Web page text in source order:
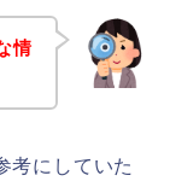
情
考にしていた